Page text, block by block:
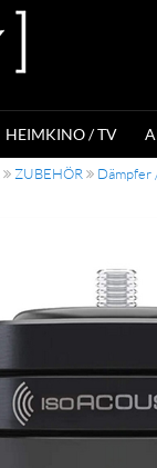
HEIMKINO / TV
ZUBEHÖR Dämpfer